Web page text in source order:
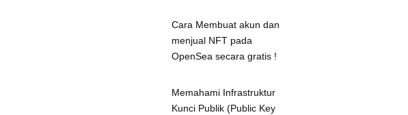
Cara Membuat akun dan
menjual NFT pada
OpenSea secara gratis !
Memahami Infrastruktur
Kunci Publik (Public Key